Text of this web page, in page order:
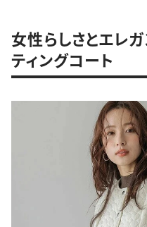
女性らしさとエレ
ティングコート